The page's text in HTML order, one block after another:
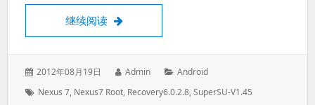
继续阅读 Nexus 7刷第三方Recovery获得root的方法
发
于：
2012年08月19日
作
Admin
分
Android
标
Nexus 7, Nexus7 Root, Recovery6.0.2.8,SuperSU-V1.45